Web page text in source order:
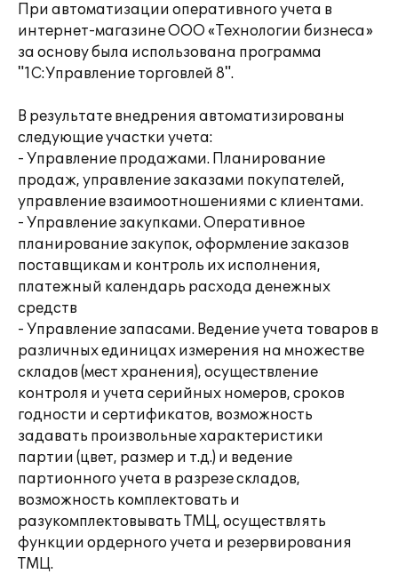
При автоматизации оперативного учета в
интернет-магазине ООО «Технологии бизнеса»
за основу была использована программа
"1С:Управление торговлей 8".
В результате внедрения автоматизированы
следующие участки учета:
- Управление продажами. Планирование
продаж, управление заказами покупателей,
управление взаимоотношениями с клиентами.
- Управление закупками. Оперативное
планирование закупок, оформление заказов
поставщикам и контроль их исполнения,
платежный календарь расхода денежных
средств
- Управление запасами. Ведение учета товаров в
различных единицах измерения на множестве
складов (мест хранения), осуществление
контроля и учета серийных номеров, сроков
годности и сертификатов, возможность
задавать произвольные характеристики
партии (цвет, размер и т.д.) и ведение
партионного учета в разрезе складов,
возможность комплектовать и
разукомплектовывать ТМЦ, осуществлять
функции ордерного учета и резервирования
ТМЦ.